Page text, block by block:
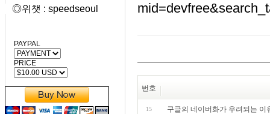
◎위챗 : speedseoul
PAYPAL
PRICE
번호
15 구글의 네이버화가 우려되는 이